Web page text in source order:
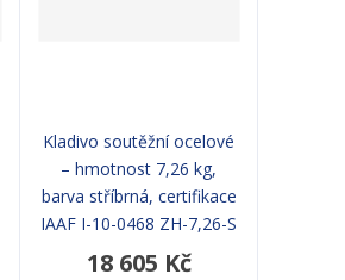
Kladivo soutěžní ocelové
– hmotnost 7,26 kg,
barva stříbrná, certifikace
IAAF I-10-0468 ZH-7,26-S
18 605 Kč